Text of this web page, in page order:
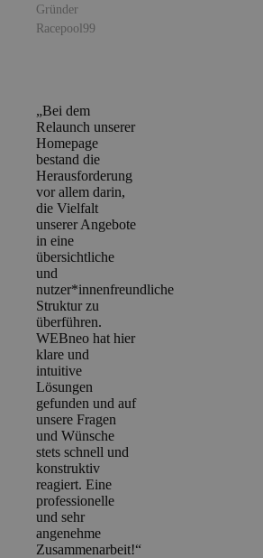
Gründer
Racepool99
„Bei dem
Relaunch unserer
Homepage
bestand die
Herausforderung
vor allem darin,
die Vielfalt
unserer Angebote
in eine
übersichtliche
und
nutzer*innenfreundliche
Struktur zu
überführen.
WEBneo hat hier
klare und
intuitive
Lösungen
gefunden und auf
unsere Fragen
und Wünsche
stets schnell und
konstruktiv
reagiert. Eine
professionelle
und sehr
angenehme
Zusammenarbeit!“